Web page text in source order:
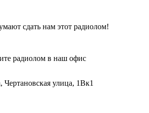
сдать нам этот радиолом!
радиолом в наш офис
Чертановская улица, 1Вк1